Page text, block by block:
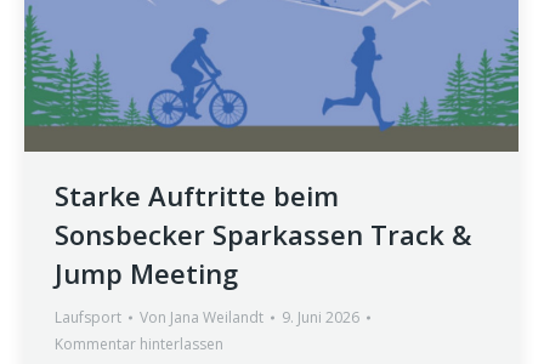
Starke Auftritte beim
Sonsbecker Sparkassen Track &
Jump Meeting
Laufsport Von Jana Weilandt
9. Juni 2026
Kommentar hinterlassen